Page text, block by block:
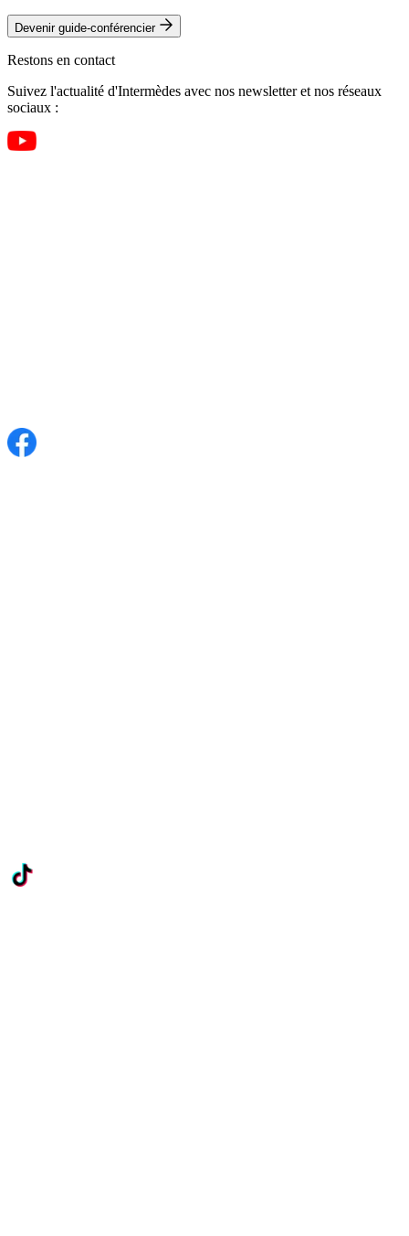
Devenir guide-conférencier
Restons en contact
Suivez l'actualité d'Intermèdes avec nos newsletter et nos réseaux
sociaux :